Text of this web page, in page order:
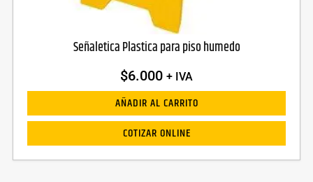
Señaletica Plastica para piso humedo
$6.000 + IVA
AÑADIR AL CARRITO
COTIZAR ONLINE